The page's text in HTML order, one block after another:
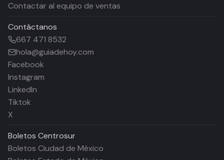
Contactar al equipo de ventas
Contáctanos
667 471 8532
hola@guiadehoy.com
Facebook
Instagram
LinkedIn
Tiktok
X
Boletos Centrosur
Boletos Ciudad de México